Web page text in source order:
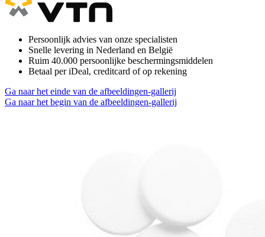
Persoonlijk advies van onze specialisten
Snelle levering in Nederland en België
Ruim 40.000 persoonlijke beschermingsmiddelen
Betaal per iDeal, creditcard of op rekening
Ga naar het einde van de afbeeldingen-gallerij
Ga naar het begin van de afbeeldingen-gallerij